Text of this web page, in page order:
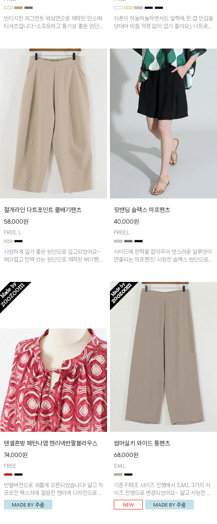
빈티지한 피그먼트 워싱면으로 제작된 민소매
티셔츠입니다~소프트하고 통기성 좋은 원단
쉬폰이 하늘하늘하면서도 앞쪽에 한 겹 안감을
덧대어 비침 걱정 없이 입기 좋아요:) 니트로
절개라인 다트포인트 쿨배기팬츠
58,000원
FREE, L
시원하게 입기 좋은 원단으로 입고되었어요~
매끄럽고 탄력 있는 원단으로 제작된 배기팬츠
뒷밴딩 슬랙스 하프팬츠
40,000원
FREE,L
사이드에 핀턱을 잡아주어 멋스러운 실루엣이
연출되는 하프팬츠! 시원한 슬랙스 원단으로
텐셀혼방 패턴나염 헨리넥반팔블라우스
74,000원
FREE
반팔버전으로 새롭게 오픈되었습니다! 얇고 차
르르한 텍스처에 깔끔한 헨리넥 디자인으로 제
작된 블라우스예요~볼륨감있는 소매 셔링과
세련된 나염패턴으로 유니크한 매력 UP!
썸머실키 와이드 통팬츠
68,000원
S,M,L
기존 FREE 사이즈 진행에서 S,M,L 3가지 사
이즈 진행으로 변경되었어요~ 얇고 시원한 원
단으로 제작된 와이드팬츠! 베이직한 디자인으
로 코디 활용도가 높은 아이템이에요~